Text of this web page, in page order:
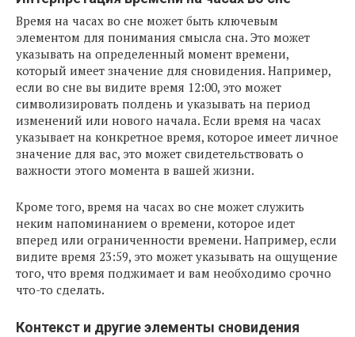
Время на часах во сне может быть ключевым
элементом для понимания смысла сна. Это может
указывать на определенный момент времени,
который имеет значение для сновидения. Например,
если во сне вы видите время 12:00, это может
символизировать полдень и указывать на период
изменений или нового начала. Если время на часах
указывает на конкретное время, которое имеет личное
значение для вас, это может свидетельствовать о
важности этого момента в вашей жизни.
Кроме того, время на часах во сне может служить
неким напоминанием о времени, которое идет
вперед или ограниченности времени. Например, если
видите время 23:59, это может указывать на ощущение
того, что время поджимает и вам необходимо срочно
что-то сделать.
Контекст и другие элементы сновидения